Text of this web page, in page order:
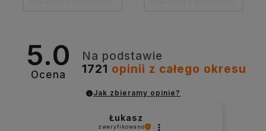
5.0
Ocena
Na podstawie
1721 opinii z całego okresu
Jak zbieramy opinie?
Łukasz
zweryfikowano